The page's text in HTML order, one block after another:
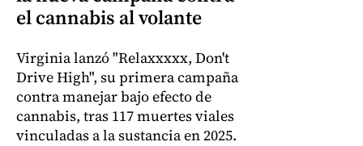
el cannabis al volante
Virginia lanzó "Relaxxxxx, Don't
Drive High", su primera campaña
contra manejar bajo efecto de
cannabis, tras 117 muertes viales
vinculadas a la sustancia en 2025.